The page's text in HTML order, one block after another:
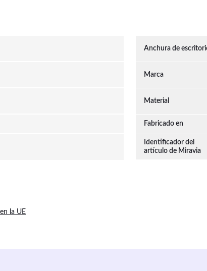
Anchura de
Marca
Material
Fabricado en
Identificador del
artículo de Miravia
la UE